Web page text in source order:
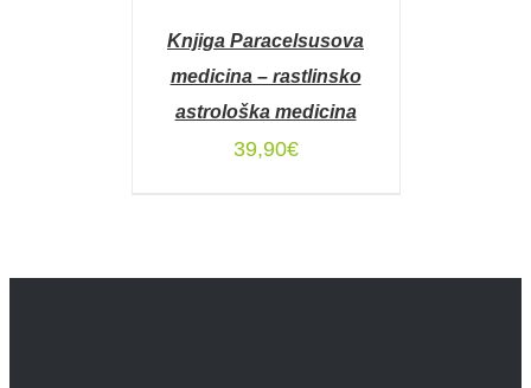
DETAILS
Knjiga Paracelsusova
medicina – rastlinsko
astrološka medicina
39,90€